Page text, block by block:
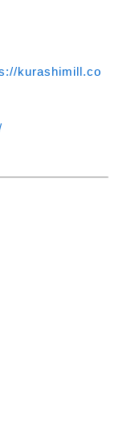
kurashimill.co